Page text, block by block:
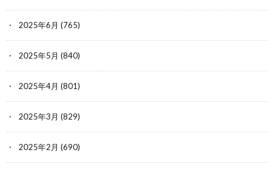
2025年6月 (765)
2025年5月 (840)
2025年4月 (801)
2025年3月 (829)
2025年2月 (690)